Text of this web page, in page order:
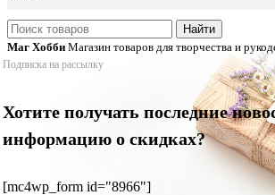
Найти
Маг Хобби Магазин товаров для творчества и
Подписка на рассылку
Хотите получать последние
информацию о скидках?
[mc4wp_form id="8966"]